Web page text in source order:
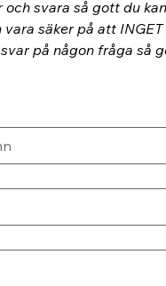
svara så gott du
säker på att
på någon fråga så